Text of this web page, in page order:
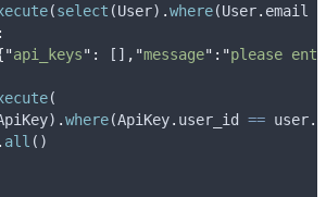
(select (User) .where(User. email
:
"api_keys" : [] , "message" : "please
(
) .where(ApiKey. user_id == user.
. all ()